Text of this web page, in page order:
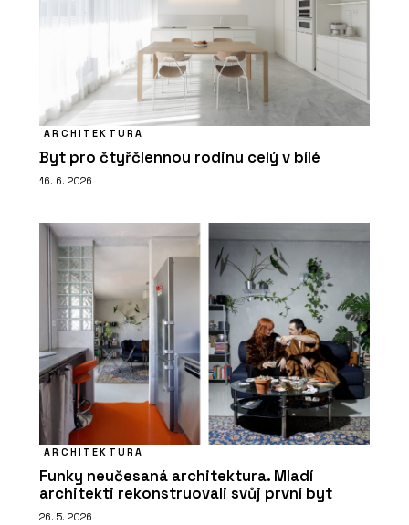
ARCHITEKTURA
Byt pro čtyřčlennou rodinu celý v bílé
16. 6. 2026
ARCHITEKTURA
Funky neučesaná architektura. Mladí
architekti rekonstruovali svůj první byt
26. 5. 2026